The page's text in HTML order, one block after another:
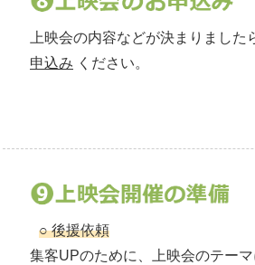
上映会の内容などが決まりました
申込み ください。
○ 後援依頼
集客UPのために、上映会のテー